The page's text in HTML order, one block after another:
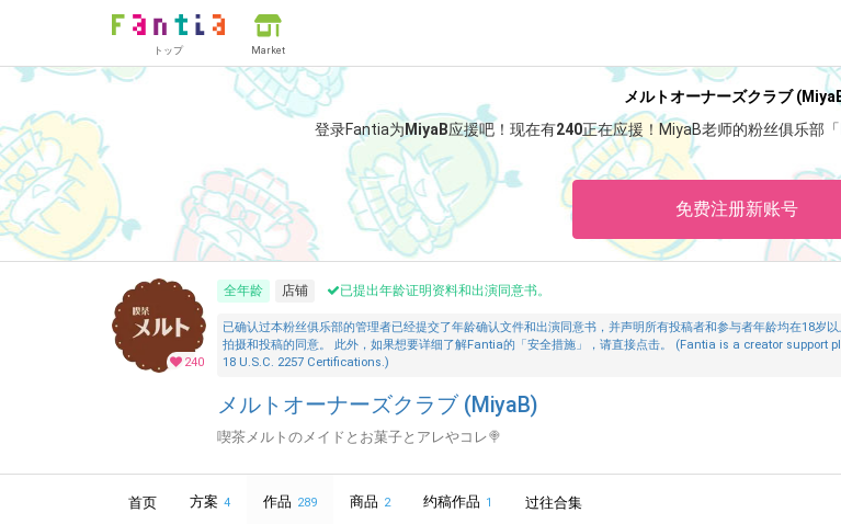
トップ Market
メルトオーナーズクラブ
登录Fantia为 MiyaB应援吧！ 现在有240正在应援！ MiyaB老师的粉丝俱乐部「
免费注册新账号
240
全年龄 店铺 已提出年龄证明资料和出演同意书。
已确认过本粉丝俱乐部的管理者已经提交了年龄确认文件和出演同意书，并声明所有投稿者和参与者年龄均在18岁
拍摄和投稿的同意。 此外，如果想要详细了解Fantia的「安全措施」，请直接点击。 (Fantia is a creator support
18 U.S.C. 2257 Certifications.)
メルトオーナーズクラブ (MiyaB)
喫茶メルトのメイドとお菓子とアレやコレ🍭
首页 方案 4 作品 289 商品 2 约稿作品 1 过往合集